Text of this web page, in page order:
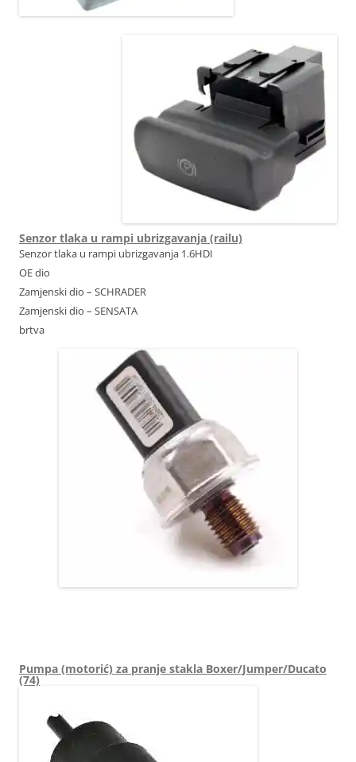
Senzor tlaka u rampi ubrizgavanja (railu)
Senzor tlaka u rampi ubrizgavanja 1.6HDI
OE dio
Zamjenski dio – SCHRADER
Zamjenski dio – SENSATA
brtva
Pumpa (motorić) za pranje stakla Boxer/Jumper/Ducato
(74)